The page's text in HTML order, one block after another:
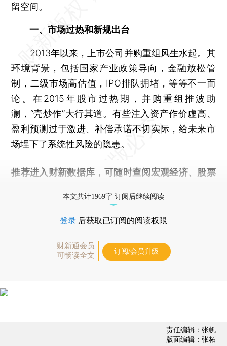
留空间。
一、市场过热和新规出台
2013年以来，上市公司并购重组风生水起。其
环境背景，包括国家产业政策导向，金融放松管
制，二级市场高估值，IPO排队拥堵，等等不一而
论。在2015年股市过热期，并购重组推波助
澜，“壳炒作”大行其道。有些注入资产作价虚高、
盈利预测过于激进、补偿承诺不切实际，给未来市
场埋下了系统性风险的隐患。
推荐进入 财新数据库 ，可随时查阅宏观经济、股票
本文共计1969字 订阅后继续阅读
登录 后获取已订阅的阅读权限
财新通会员
可畅读全文
订阅/会员升级
责任编辑：张帆
版面编辑：张柘